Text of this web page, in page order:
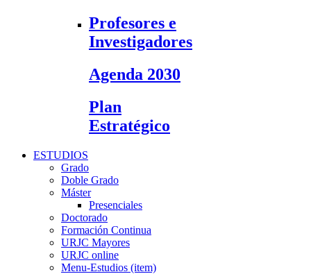
Profesores e
Investigadores
Agenda 2030
Plan
Estratégico
ESTUDIOS
Grado
Doble Grado
Máster
Presenciales
Doctorado
Formación Continua
URJC Mayores
URJC online
Menu-Estudios (item)